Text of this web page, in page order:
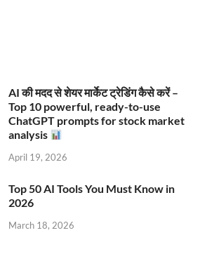
AI की मदद से शेयर मार्केट ट्रेडिंग कैसे करें –
Top 10 powerful, ready-to-use
ChatGPT prompts for stock market
analysis
April 19, 2026
Top 50 AI Tools You Must Know in
2026
March 18, 2026